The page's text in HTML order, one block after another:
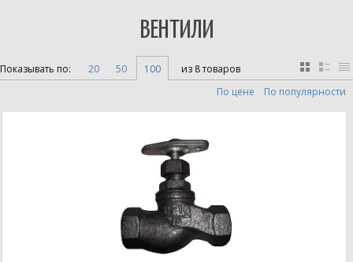
ВЕНТИЛИ
Показывать по: 20 50 100
из 8 товаров
По цене
По популярности